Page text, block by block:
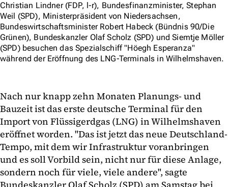
Christian Lindner (FDP, l-r), Bundesfinanzminister, Stephan
Weil (SPD), Ministerpräsident von Niedersachsen,
Bundeswirtschaftsminister Robert Habeck (Bündnis 90/Die
Grünen), Bundeskanzler Olaf Scholz (SPD) und Siemtje Möller
(SPD) besuchen das Spezialschiff "Höegh Esperanza"
während der Eröffnung des LNG-Terminals in Wilhelmshaven.
Nach nur knapp zehn Monaten Planungs- und
Bauzeit ist das erste deutsche Terminal für den
Import von Flüssigerdgas (LNG) in Wilhelmshaven
eröffnet worden. "Das ist jetzt das neue Deutschland-
Tempo, mit dem wir Infrastruktur voranbringen
und es soll Vorbild sein, nicht nur für diese Anlage,
sondern noch für viele, viele andere", sagte